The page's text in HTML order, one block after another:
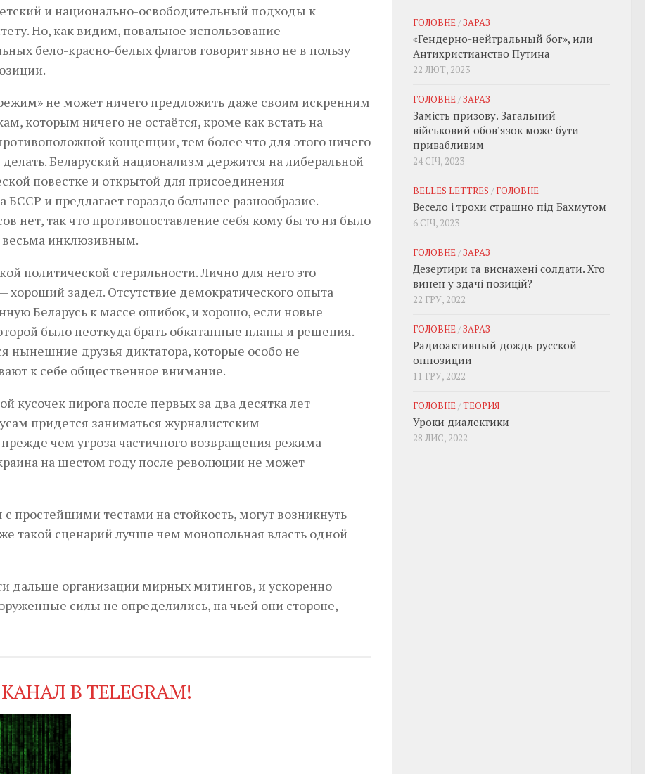
и национально-освободительный подходы к
Но, как видим, повальное использование
бело-красно-белых флагов говорит явно не в пользу
не может ничего предложить даже своим искренним
которым ничего не остаётся, кроме как встать на
концепции, тем более что для этого ничего
Беларуский национализм держится на либеральной
повестке и открытой для присоединения
БССР и предлагает гораздо большее разнообразие.
нет, так что противопоставление себя кому бы то ни было
весьма инклюзивным.
политической стерильности. Лично для него это
хороший задел. Отсутствие демократического опыта
Беларусь к массе ошибок, и хорошо, если новые
было неоткуда брать обкатанные планы и решения.
нынешние друзья диктатора, которые особо не
к себе общественное внимание.
кусочек пирога после первых за два десятка лет
придется заниматься журналистским
чем угроза частичного возвращения режима
на шестом году после революции не может
простейшими тестами на стойкость, могут возникнуть
такой сценарий лучше чем монопольная власть одной
дальше организации мирных митингов, и ускоренно
силы не определились, на чьей они стороне,
В TELEGRAM!
ГОЛОВНЕ/ЗАРАЗ
«Гендерно-нейтральный бог», или
Антихристианство Путина
22 ЛЮТ, 2023
ГОЛОВНЕ/ЗАРАЗ
Замість призову. Загальний
військовий обовʼязок може бути
привабливим
24 СІЧ, 2023
BELLES LETTRES /ГОЛОВНЕ
Весело і трохи страшно під Бахмутом
6 СІЧ, 2023
ГОЛОВНЕ/ЗАРАЗ
Дезертири та виснажені солдати. Хто
винен у здачі позицій?
22 ГРУ, 2022
ГОЛОВНЕ/ЗАРАЗ
Радиоактивный дождь русской
оппозиции
11 ГРУ, 2022
ГОЛОВНЕ/ТЕОРИЯ
Уроки диалектики
28 ЛИС, 2022